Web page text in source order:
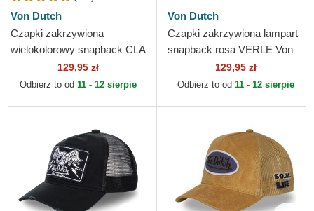
Von Dutch
Czapki zakrzywiona
wielokolorowy snapback CLA
129,95 zł
Odbierz to od 11 - 12 sierpie
Von Dutch
Czapki zakrzywiona lampart
snapback rosa VERLE Von
129,95 zł
Odbierz to od 11 - 12 sierpie